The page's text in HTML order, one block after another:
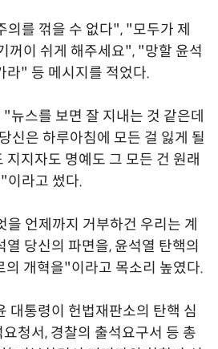
의를 꺾을 수 없다", "모두가 제
꺼이 쉬게 해주세요", "망할 윤석
라" 등 메시지를 적었다.
뉴스를 보면 잘 지내는 것 같은데
신은 하루아침에 모든 걸 잃게 될
지지자도 명예도 그 모든 건 원래
이라고 썼다.
을 언제까지 거부하건 우리는 계
열 당신의 파면을, 윤석열 탄핵의
의 개혁을"이라고 목소리 높였다.
대통령이 헌법재판소의 탄핵 심
청서, 경찰의 출석요구서 등 총